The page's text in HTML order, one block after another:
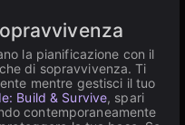
la pianificazione con il
di sopravvivenza. Ti
mentre gestisci il tuo
Build & Survive, spari
contemporaneamente